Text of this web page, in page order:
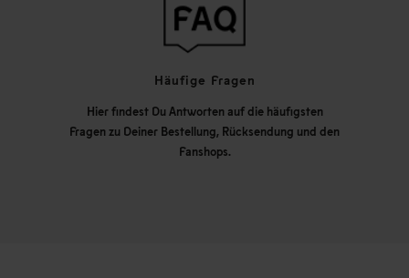
Häufige Fragen
Hier findest Du Antworten auf die häufigsten
Fragen zu Deiner Bestellung, Rücksendung und den
Fanshops.